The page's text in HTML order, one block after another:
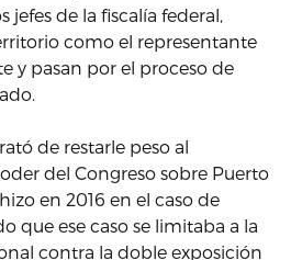
de la fiscalía federal,
como el representante
y pasan por el proceso de
de restarle peso al
del Congreso sobre Puerto
en 2016 en el caso de
que ese caso se limitaba a la
contra la doble exposición